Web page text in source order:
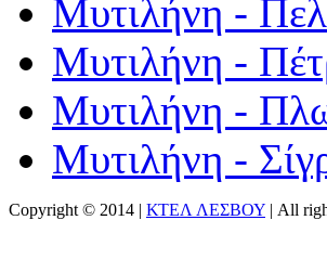
Μυτιλήνη -
Μυτιλήνη -
Μυτιλήνη -
Μυτιλήνη -
Copyright © 2014 | ΚΤΕΛ ΛΕΣΒΟΥ | All